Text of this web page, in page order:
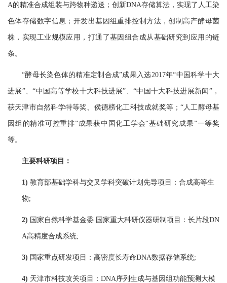
A的精准合成组装与跨物种递送；创新DNA存储算法，实现了人工染
色体存储数字信息； 开发出基因组重排控制方法，创制高产酵母菌
株，实现工业规模应用，打通了基因组合成从基础研究到 应用 的链
条。
“酵母长染色体的精准定制合成”成果入选2017年“中国科学十大
进展”、“中国高等学校十大科技进展”、“中国十大科技进展新闻”，
获天津市自然科学特等奖、侯德榜化工科技成就奖等； “人工酵母基
因组的精准可控重排”成果获中国化工学会“基础研究成果”一等奖
等。
主要科研项目：
1) 教育部基础学科与交叉学科突破计划先导项目 ：合成高等生
物;
2) 国家自然科学基金委 国家重大科研仪器研制项目 ： 长片段DN
A高精度合成系统;
3) 国家重点研发项目：高密度长寿命DNA数据存储系统;
4) 天津市科技攻关项目： DNA序列生成与基因组功能预测大模